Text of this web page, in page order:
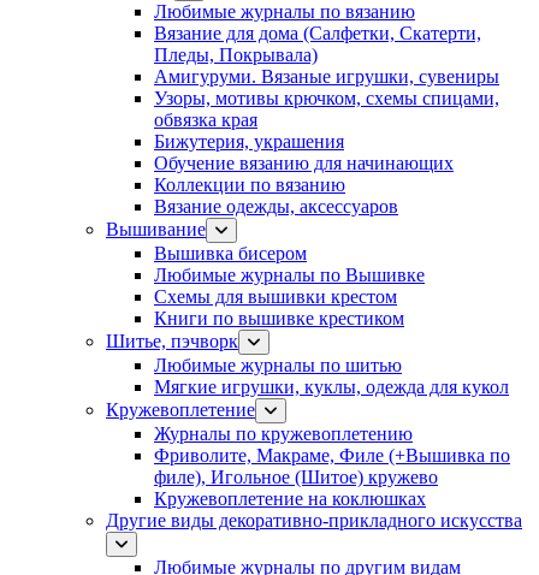
Любимые журналы по вязанию
Вязание для дома (Салфетки, Скатерти,
Пледы, Покрывала)
Амигуруми. Вязаные игрушки, сувениры
Узоры, мотивы крючком, схемы спицами,
обвязка края
Бижутерия, украшения
Обучение вязанию для начинающих
Коллекции по вязанию
Вязание одежды, аксессуаров
Вышивание
Вышивка бисером
Любимые журналы по Вышивке
Схемы для вышивки крестом
Книги по вышивке крестиком
Шитье, пэчворк
Любимые журналы по шитью
Мягкие игрушки, куклы, одежда для кукол
Кружевоплетение
Журналы по кружевоплетению
Фриволите, Макраме, Филе (+Вышивка по
филе), Игольное (Шитое) кружево
Кружевоплетение на коклюшках
Другие виды декоративно-прикладного искусства
Любимые журналы по другим видам